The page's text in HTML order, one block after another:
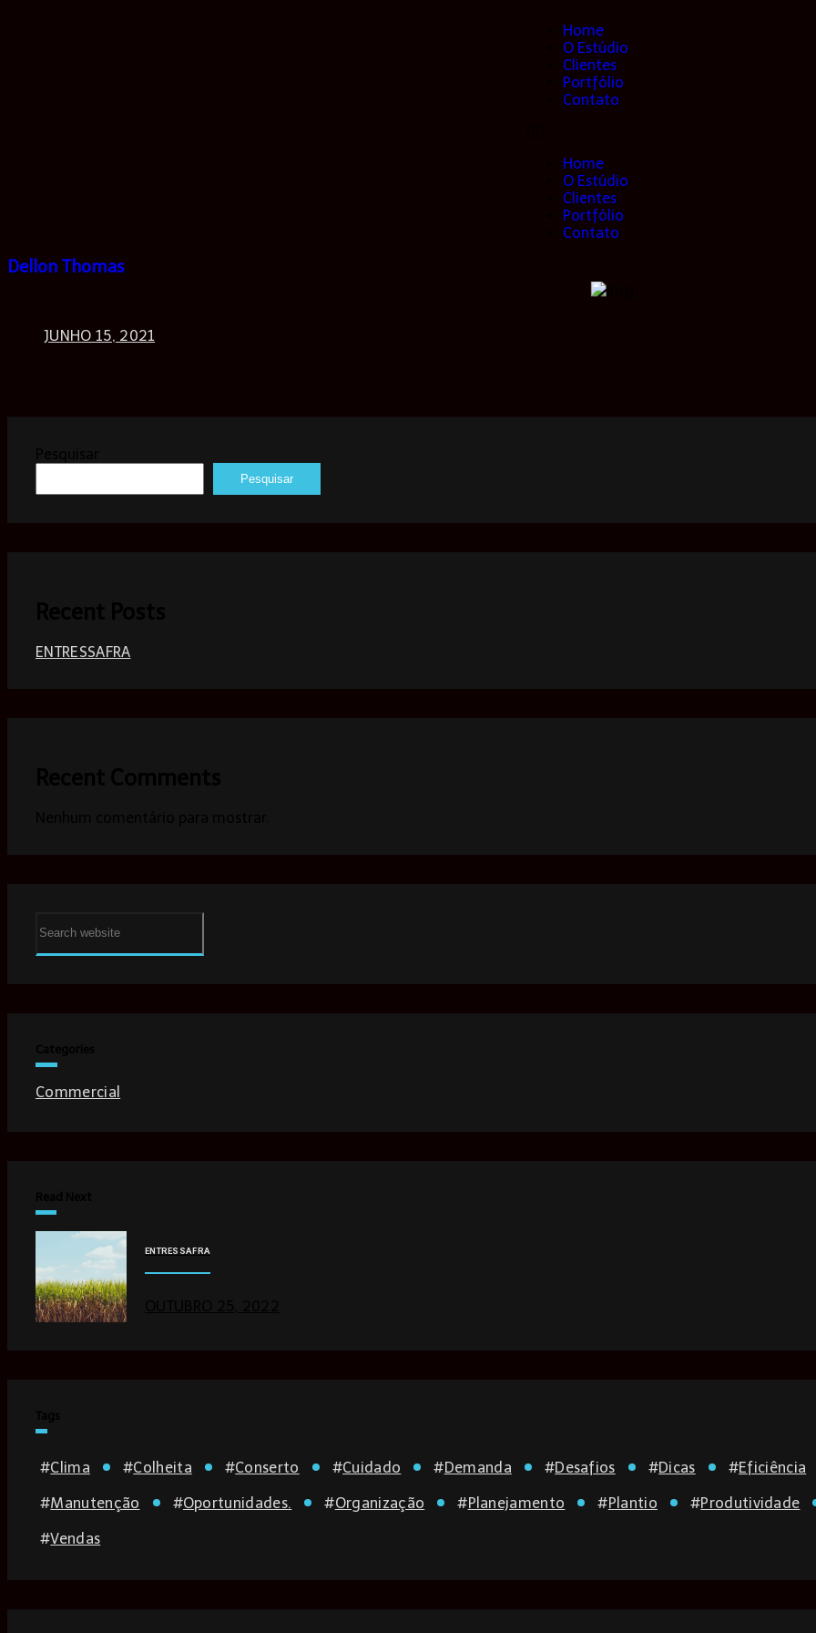
Home
O Estúdio
Clientes
Portfólio
Contato
Home
O Estúdio
Clientes
Portfólio
Contato
Dellon Thomas
JUNHO 15, 2021
Pesquisar
ENTRESSAFRA
Commercial
ENTRESSAFRA
Clima
# Colheita
# Conserto
# Cuidado
# Demanda
# Desafios
# Dicas
# Eficiência
#
Manutenção
# Oportunidades.
# Organização
# Planejamento
# Plantio
# Produtividade
#
Vendas
#